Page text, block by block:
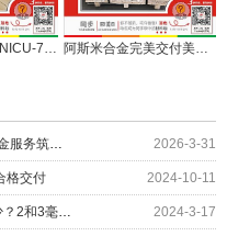
400合金焊丝ERNICU-7和无缝管配套石化测试项目 阿斯米合金完美交付美国产600合金0.4mm平板
沥青耐腐蚀部件：阿斯米合金2mm厚600合金服务筑路机械 2026-3-31
格交付 2024-10-11
耐高温镍基600合金和601合金，你了解多少？2和3毫米现货 2024-3-17